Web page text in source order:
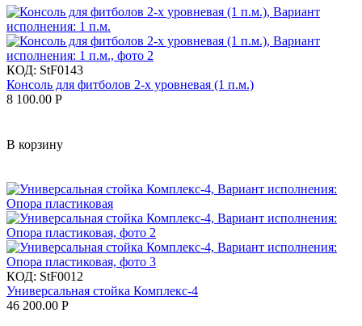
КОД: StF0143
Консоль для фитболов 2-х уровневая (1 п.м.)
8 100.00 Р
В корзину
КОД: StF0012
Универсальная стойка Комплекс-4
46 200.00 Р